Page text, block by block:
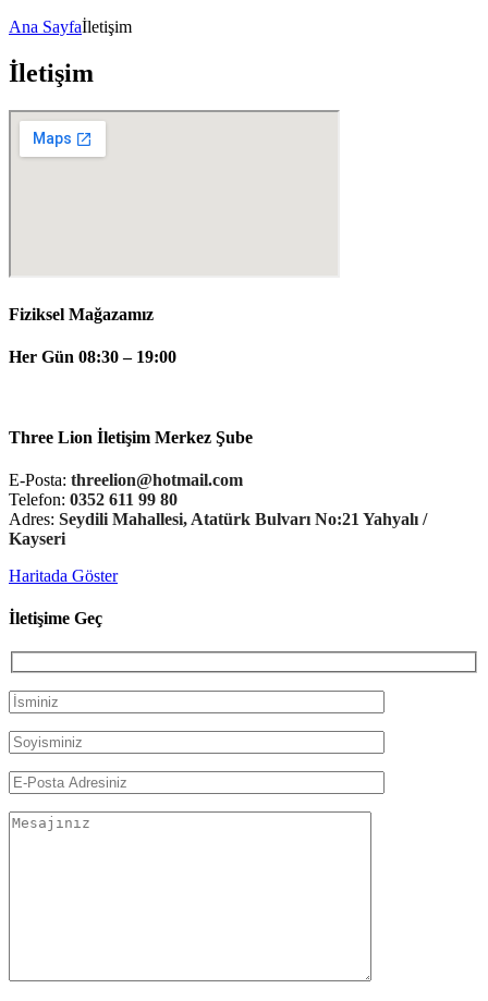
Ana Sayfaİletişim
İletişim
Fiziksel Mağazamız
Her Gün 08:30 – 19:00
Three Lion İletişim Merkez Şube
E-Posta: threelion@hotmail.com
Telefon: 0352 611 99 80
Adres: Seydili Mahallesi, Atatürk Bulvarı No:21 Yahyalı /
Kayseri
Haritada Göster
İletişime Geç